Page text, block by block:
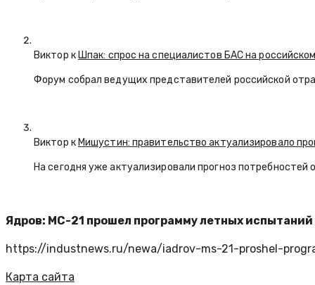
Виктор кШпак: спрос на специалистов БАС на
Форум собрал ведущих представителей российской
Виктор кМишустин: правительство актуализировало
На сегодня уже актуализировали прогноз
Ядров: МС-21 прошел программу летных испытаний
https://industnews.ru/newa/iadrov-ms-21-proshel-
Карта сайта